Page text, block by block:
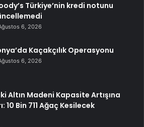
Türkiye’nin kredi notunu
6, 2026
Kaçakçılık Operasyonu
6, 2026
Altın Madeni Kapasite Artışına
10 Bin 711 Ağaç Kesilecek